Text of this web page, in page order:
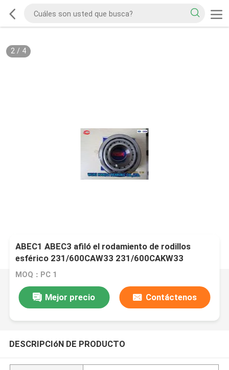
2/ 4
ABEC1 ABEC3 afiló el rodamiento de rodillos
esférico 231/600CAW33 231/600CAKW33
232/600CAW33
MOQ：PC 1
Mejor precio Contáctenos
DESCRIPCIóN DE PRODUCTO